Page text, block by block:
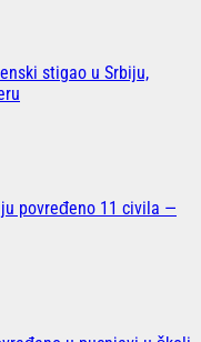
stigao u Srbiju,
povređeno 11 civila —